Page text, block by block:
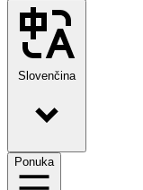
Slovenčina
Ponuka